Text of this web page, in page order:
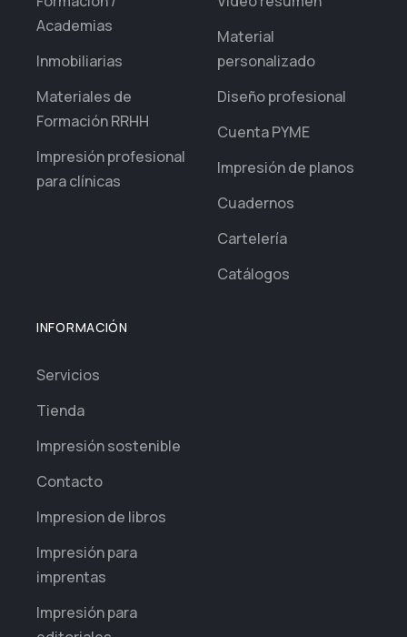
Academias
Inmobiliarias
Materiales de
Formación RRHH
Impresión profesional
para clínicas
Material
personalizado
Diseño profesional
Cuenta PYME
Impresión de planos
Cuadernos
Cartelería
Catálogos
INFORMACIÓN
Servicios
Tienda
Impresión sostenible
Contacto
Impresion de libros
Impresión para
imprentas
Impresión para